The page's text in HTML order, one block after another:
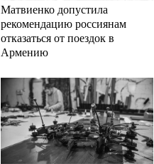
Матвиенко допустила
рекомендацию россиянам
отказаться от поездок в
Армению